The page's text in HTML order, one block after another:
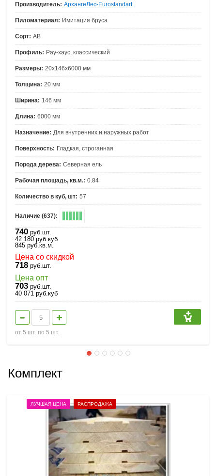
Производитель: АрхангеЛес-Eurostandart
Пиломатериал: Имитация бруса
Сорт: АВ
Профиль: Рау-хаус, классический
Размеры: 20х146х6000 мм
Толщина: 20 мм
Ширина: 146 мм
Длина: 6000 мм
Назначение: Для внутренних и наружных работ
Поверхность: Гладкая, строганная
Порода дерева: Северная ель
Рабочая площадь, кв.м.: 0.84
Количество в куб, шт: 57
Наличие (637):
740 руб.шт.
42 180 руб.куб
845 руб.кв.м.
Цена со скидкой
718 руб.шт.
Цена опт
703 руб.шт.
40 071 руб.куб
от 5 шт. по 5 шт.
Комплект
ЛУЧШАЯ ЦЕНА РАСПРОДАЖА